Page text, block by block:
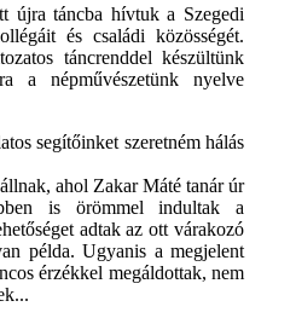
újra táncba hívtuk a Szegedi
és családi közösségét.
táncrenddel készültünk
a népművészetünk nyelve
segítőinket szeretném hálás
ahol Zakar Máté tanár úr
is örömmel indultak a
adtak az ott várakozó
példa. Ugyanis a megjelent
érzékkel megáldottak, nem